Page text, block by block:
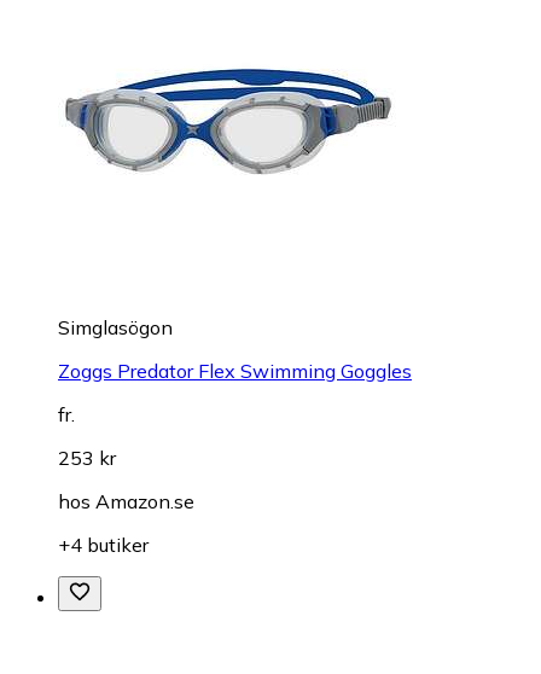
Simglasögon
Zoggs Predator Flex Swimming Goggles
fr.
253 kr
hos Amazon.se
+4 butiker